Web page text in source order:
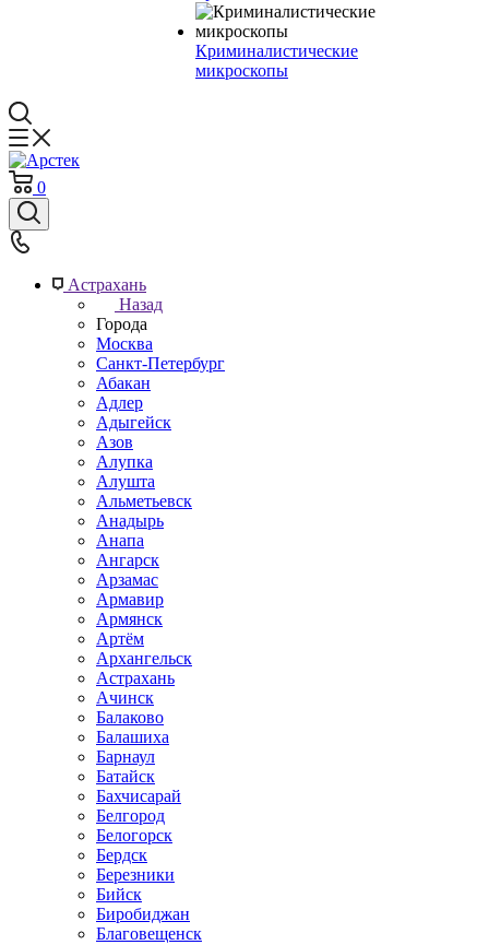
Криминалистические
микроскопы
0
Астрахань
Назад
Города
Москва
Санкт-Петербург
Абакан
Адлер
Адыгейск
Азов
Алупка
Алушта
Альметьевск
Анадырь
Анапа
Ангарск
Арзамас
Армавир
Армянск
Артём
Архангельск
Астрахань
Ачинск
Балаково
Балашиха
Барнаул
Батайск
Бахчисарай
Белгород
Белогорск
Бердск
Березники
Бийск
Биробиджан
Благовещенск